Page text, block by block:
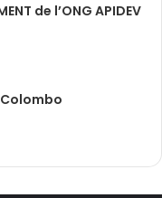
de l’ONG APIDEV